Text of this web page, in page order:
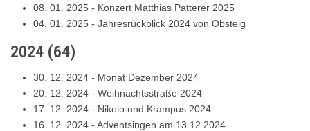
08. 01. 2025 - Konzert Matthias Patterer 2025
04. 01. 2025 - Jahresrückblick 2024 von Obsteig
2024 (64)
30. 12. 2024 - Monat Dezember 2024
20. 12. 2024 - Weihnachtsstraße 2024
17. 12. 2024 - Nikolo und Krampus 2024
16. 12. 2024 - Adventsingen am 13.12.2024